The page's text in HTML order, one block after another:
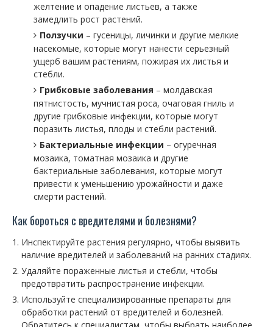
желтение и опадение листьев, а также
замедлить рост растений.
Ползучки – гусеницы, личинки и другие мелкие
насекомые, которые могут нанести серьезный
ущерб вашим растениям, пожирая их листья и
стебли.
Грибковые заболевания – молдавская
пятнистость, мучнистая роса, очаговая гниль и
другие грибковые инфекции, которые могут
поразить листья, плоды и стебли растений.
Бактериальные инфекции – огуречная
мозаика, томатная мозаика и другие
бактериальные заболевания, которые могут
привести к уменьшению урожайности и даже
смерти растений.
Как бороться с вредителями и болезнями?
Инспектируйте растения регулярно, чтобы выявить
наличие вредителей и заболеваний на ранних стадиях.
Удаляйте пораженные листья и стебли, чтобы
предотвратить распространение инфекции.
Используйте специализированные препараты для
обработки растений от вредителей и болезней.